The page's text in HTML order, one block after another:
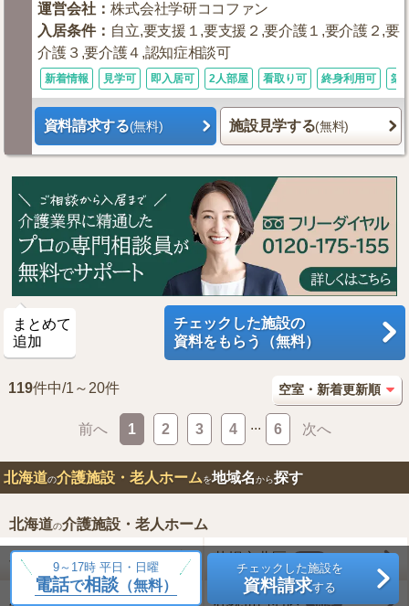
運営会社 ：株式会社学研ココファン
入居条件： 自立,要支援１,要支援２,要介護１,要介護２,要
介護３,要介護４,認知症相談可
新着情報 見学可 即入居可 2人部屋 看取り可 終身利用可 築
資料請求する(無料) 施設見学する(無料)
まとめて
追加
チェックした施設の
資料をもらう（無料）
9～17時 平日・日曜
電話で相談（無料）
チェックした施設を
資料請求する
119件中/1～20件
前へ 1 2 3 4 ... 6 次へ
北海道の介護施設・老人ホームを地域名から探す
北海道の介護施設・老人ホーム
札幌市中央区 75件 札幌市北区 84件
札幌市東区 68件 札幌市白石区 66件